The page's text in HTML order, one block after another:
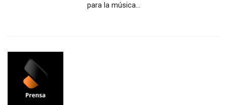
para la música...